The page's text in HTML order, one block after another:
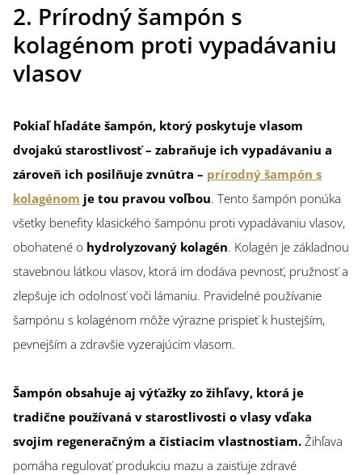
2. Prírodný šampón s
kolagénom proti vypadávaniu
vlasov
Pokiaľ hľadáte šampón, ktorý poskytuje vlasom
dvojakú starostlivosť – zabraňuje ich vypadávaniu a
zároveň ich posilňuje zvnútra – prírodný šampón s
kolagénom je tou pravou voľbou. Tento šampón ponúka
všetky benefity klasického šampónu proti vypadávaniu vlasov,
obohatené o hydrolyzovaný kolagén. Kolagén je základnou
stavebnou látkou vlasov, ktorá im dodáva pevnosť, pružnosť a
zlepšuje ich odolnosť voči lámaniu. Pravidelné používanie
šampónu s kolagénom môže výrazne prispieť k hustejším,
pevnejším a zdravšie vyzerajúcim vlasom.
Šampón obsahuje aj výťažky zo žihľavy, ktorá je
tradične používaná v starostlivosti o vlasy vďaka
svojim regeneračným a čistiacim vlastnostiam. Žihľava
pomáha regulovať produkciu mazu a zaisťuje zdravé